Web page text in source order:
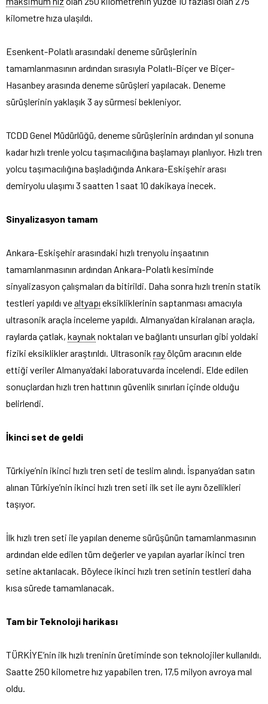
kilometre hıza ulaşıldı.
Esenkent-Polatlı arasındaki deneme sürüşlerinin
tamamlanmasının ardından sırasıyla Polatlı-Biçer ve Biçer-
Hasanbey arasında deneme sürüşleri yapılacak. Deneme
sürüşlerinin yaklaşık 3 ay sürmesi bekleniyor.
TCDD Genel Müdürlüğü, deneme sürüşlerinin ardından yıl sonuna
kadar hızlı trenle yolcu taşımacılığına başlamayı planlıyor. Hızlı tren
yolcu taşımacılığına başladığında Ankara-Eskişehir arası
demiryolu ulaşımı 3 saatten 1 saat 10 dakikaya inecek.
Sinyalizasyon tamam
Ankara-Eskişehir arasındaki hızlı trenyolu inşaatının
tamamlanmasının ardından Ankara-Polatlı kesiminde
sinyalizasyon çalışmaları da bitirildi. Daha sonra hızlı trenin statik
testleri yapıldı vealtyapı eksikliklerinin saptanması amacıyla
ultrasonik araçla inceleme yapıldı. Almanya’dan kiralanan araçla,
raylarda çatlak, kaynak noktaları ve bağlantı unsurları gibi yoldaki
fiziki eksiklikler araştırıldı. Ultrasonik rayölçüm aracının elde
ettiği veriler Almanya’daki laboratuvarda incelendi. Elde edilen
sonuçlardan hızlı tren hattının güvenlik sınırları içinde olduğu
belirlendi.
İkinci set de geldi
Türkiye’nin ikinci hızlı tren seti de teslim alındı. İspanya’dan satın
alınan Türkiye’nin ikinci hızlı tren seti ilk set ile aynı özellikleri
taşıyor.
İlk hızlı tren seti ile yapılan deneme sürüşünün tamamlanmasının
ardından elde edilen tüm değerler ve yapılan ayarlar ikinci tren
setine aktarılacak. Böylece ikinci hızlı tren setinin testleri daha
kısa sürede tamamlanacak.
Tam bir Teknoloji harikası
TÜRKİYE’nin ilk hızlı treninin üretiminde son teknolojiler kullanıldı.
Saatte 250 kilometre hız yapabilen tren, 17,5 milyon avroya mal
oldu.